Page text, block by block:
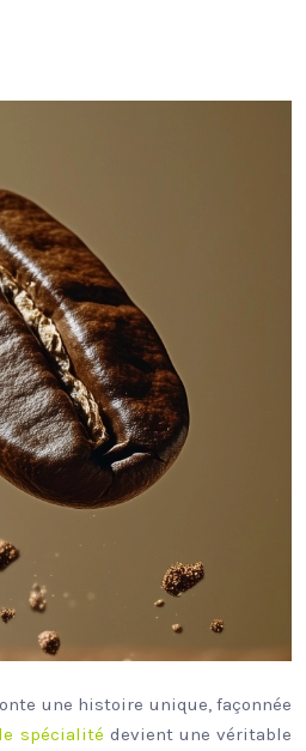
une histoire unique, façonnée
spécialité devient une véritable